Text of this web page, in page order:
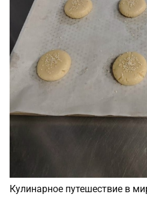
Кулинарное путешествие в